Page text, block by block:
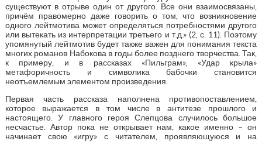
существуют в отрыве один от другого. Все они взаимосвязаны,
причём правомерно даже говорить о том, что возникновение
одного лейтмотива может определяться потребностями другого
или вытекать из интерпретации третьего и т.д.» (2, с. 11). Поэтому
упомянутый лейтмотив будет также важен для понимания текста
многих романов Набокова в годы более позднего творчества. Так,
к примеру, и в рассказах «Пильграм», «Удар крыла»
метафоричность и символика бабочки становится
неотъемлемым элементом произведения.
Первая часть рассказа наполнена противопоставлением,
которое выражается в том числе в антитезе прошлого и
настоящего. У главного героя Слепцова случилось большое
несчастье. Автор пока не открывает нам, какое именно – он
начинает свою «игру» с читателем, проявляющуюся и на